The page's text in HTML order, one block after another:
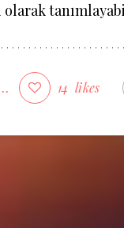
14 likes